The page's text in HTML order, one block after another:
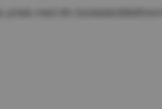
prata med din